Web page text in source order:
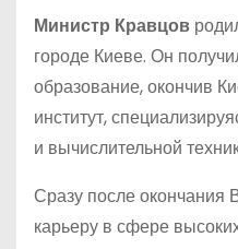
Министр Кравцов
городе Киеве. Он
образование, окончив
институт,
и вычислительной
Сразу после окончания
карьеру в сфере